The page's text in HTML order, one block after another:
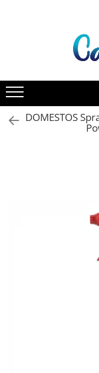
Toate Produsele
Gamma D'ORO
Betisoare 120 ml
EYFEL
EYFEL Odorizant
EYFEL Spray
DOMESTOS